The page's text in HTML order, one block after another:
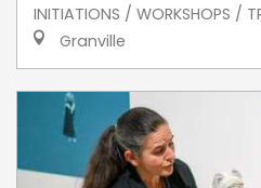
INITIATIONS / WORKSHOPS /
Granville